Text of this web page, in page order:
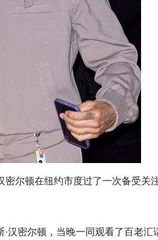
密尔顿在纽约市度过了一次备受
汉密尔顿，当晚一同观看了百老